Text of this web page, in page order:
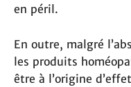
en péril.
En outre, malgré
les produits
être à l’origine